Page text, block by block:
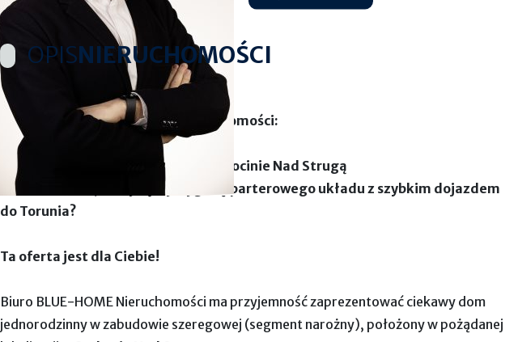
OPISNIERUCHOMOŚCI
WYŁĄCZNIE W BLUE-HOME Nieruchomości:
Komfortowy dom parterowy w Grębocinie Nad Strugą
Szukasz domu, który łączy wygodę parterowego układu z szybkim dojazdem
do Torunia?
Ta oferta jest dla Ciebie!
Biuro BLUE-HOME Nieruchomości ma przyjemność zaprezentować ciekawy dom
jednorodzinny w zabudowie szeregowej (segment narożny), położony w pożądanej